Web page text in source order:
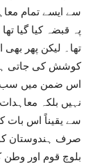
سے ایسے تمام
پہ قبضہ کیا گیا
تھا۔ لیکن پھر
کوشش کی جاتی ہے
اس ضمن میں سب
نہیں بلکہ
سے یقیناً اس بات
صرف ہندوستان کو
بلوچ قوم اور وطن